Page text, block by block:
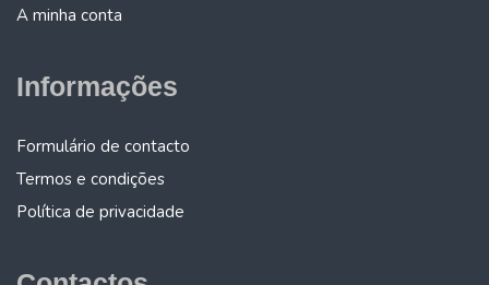
A minha conta
Informações
Formulário de contacto
Termos e condições
Política de privacidade